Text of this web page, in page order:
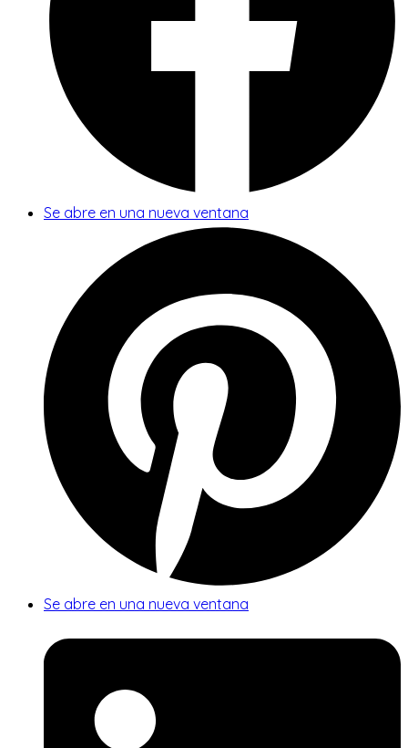
Se abre en una nueva ventana
Se abre en una nueva ventana